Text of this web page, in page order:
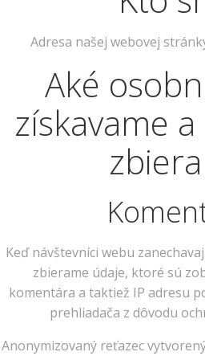
Adresa našej webovej
Aké
získavame
Keď návštevníci webu
zbierame údaje, ktoré sú
komentára a taktiež IP adresu
prehliadača z dôvodu
Anonymizovaný reťazec